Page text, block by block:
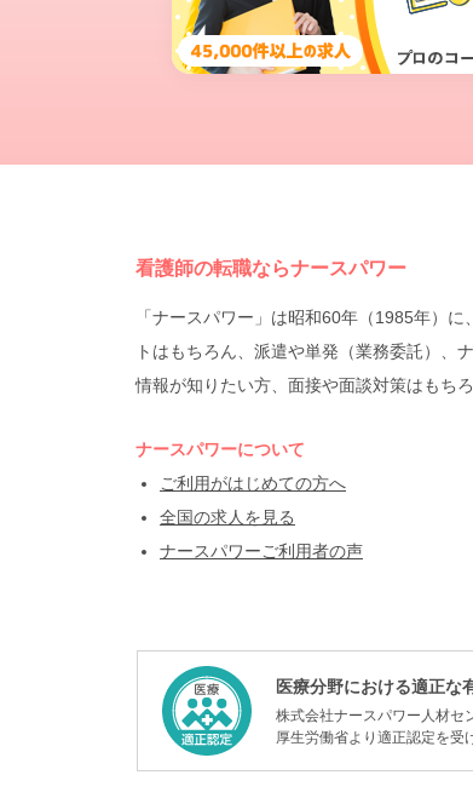
看護師の転職ならナースパワー
「ナースパワー」は昭和60年（1985年）
トはもちろん、派遣や単発（業務委託）、
情報が知りたい方、面接や面談対策はもち
ナースパワーについて
ご利用がはじめての方へ
全国の求人を見る
ナースパワーご利用者の声
医療分野における適正な
株式会社ナースパワー人材セ
厚生労働省より適正認定を受